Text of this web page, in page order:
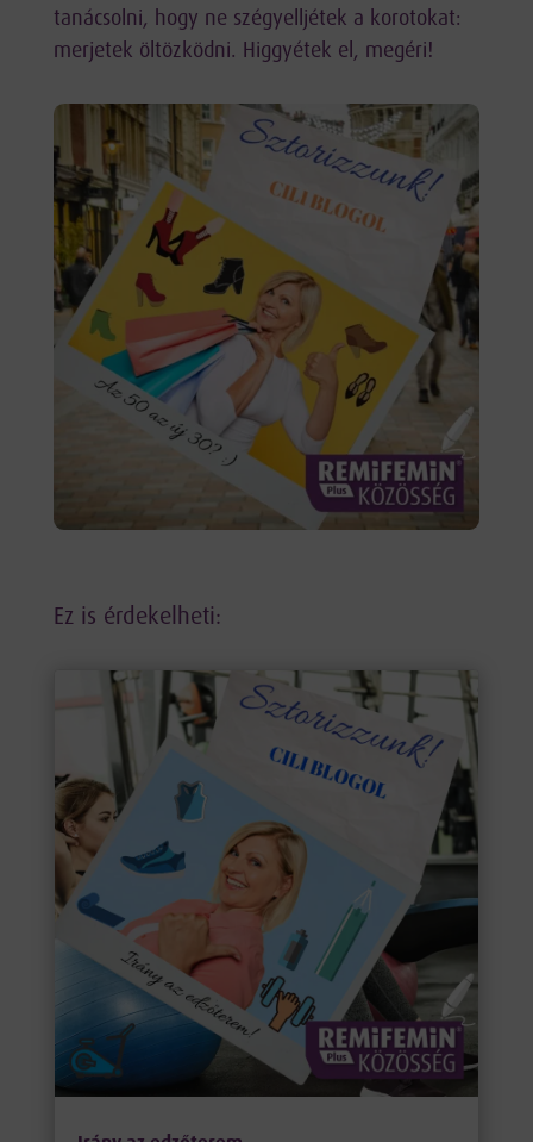
tanácsolni, hogy ne szégyelljétek a korotokat:
merjetek öltözködni. Higgyétek el, megéri!
Ez is érdekelheti: